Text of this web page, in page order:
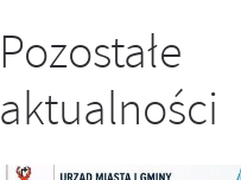
Pozostałe
aktualności